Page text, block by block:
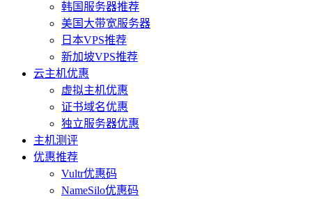
韩国服务器推荐
美国大带宽服务器
日本VPS推荐
新加坡VPS推荐
云主机优惠
虚拟主机优惠
证书域名优惠
独立服务器优惠
主机测评
优惠推荐
Vultr优惠码
NameSilo优惠码